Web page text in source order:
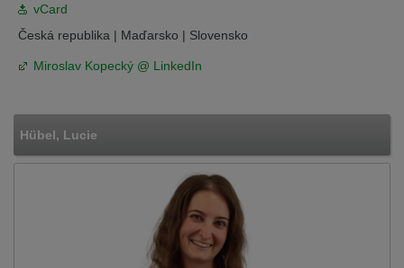
vCard
Česká republika | Maďarsko | Slovensko
Miroslav Kopecký @ LinkedIn
Hübel, Lucie